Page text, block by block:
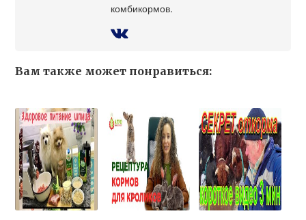
комбикормов.
Вам также может понравиться: